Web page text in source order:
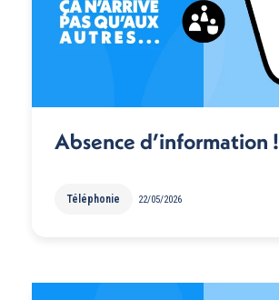
Absence d’information !
Téléphonie 22/05/2026